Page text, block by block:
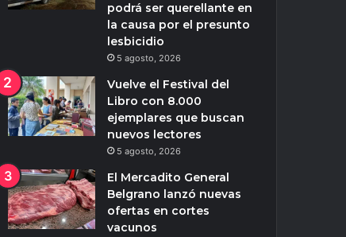
podrá ser querellante en
la causa por el presunto
lesbicidio
5 agosto, 2026
Vuelve el Festival del
Libro con 8.000
ejemplares que buscan
nuevos lectores
5 agosto, 2026
El Mercadito General
Belgrano lanzó nuevas
ofertas en cortes
vacunos